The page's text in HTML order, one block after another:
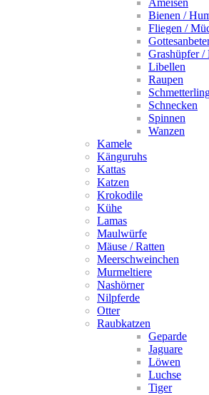
Bienen /
Fliegen /
Grashüpfer /
Libellen
Raupen
Schnecken
Spinnen
Wanzen
Kamele
Känguruhs
Kattas
Katzen
Krokodile
Kühe
Lamas
Maulwürfe
Mäuse / Ratten
Meerschweinchen
Murmeltiere
Nashörner
Nilpferde
Otter
Raubkatzen
Geparde
Jaguare
Löwen
Luchse
Tiger